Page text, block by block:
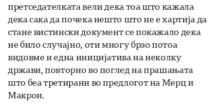
претседателката вели дека тоа што кажала
дека сака да почека нешто што не е хартија да
стане вистински документ се покажало дека
не било случајно, оти многу брзо потоа
видовме и една иницијатива на неколку
држави, повторно во поглед на прашањата
што беа третирани во предлогот на Мерц и
Макрон.